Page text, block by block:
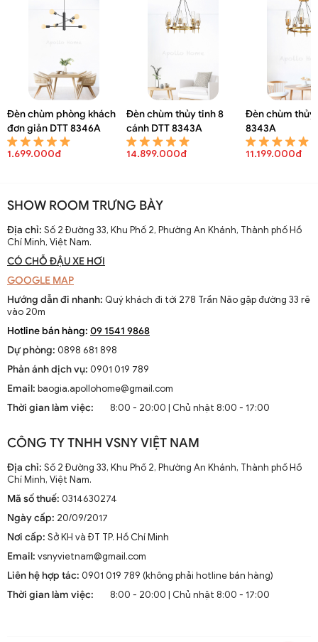
Đèn chùm cổ điển chao thuỷ tinh Decor trang trí DTT 5291A
Đèn chùm cổ điển chao thuỷ tinh Decor trang trí DTT 5291A
Đèn chùm phòng khách
đơn giản DTT 8346A
1.699.000đ
Đèn chùm thủy tinh 8
cánh DTT 8343A
14.899.000đ
Đèn chùm thủy
8343A
11.199.000đ
SHOW ROOM TRƯNG BÀY
Địa chỉ: Số 2 Đường 33, Khu Phố 2, Phường An Khánh, Thành phố Hồ
Chí Minh, Việt Nam.
CÓ CHỖ ĐẬU XE HƠI
GOOGLE MAP
Hướng dẫn đi nhanh: Quý khách đi tới 278 Trần Não gặp đường 33 rẽ
vào 20m
Hotline bán hàng: 09 1541 9868
Dự phòng: 0898 681 898
Phản ánh dịch vụ: 0901 019 789
Email: baogia.apollohome@gmail.com
Thời gian làm việc:
8:00 - 20:00 | Chủ nhật 8:00 - 17:00
CÔNG TY TNHH VSNY VIỆT NAM
Địa chỉ: Số 2 Đường 33, Khu Phố 2, Phường An Khánh, Thành phố Hồ
Chí Minh, Việt Nam.
Mã số thuế: 0314630274
Ngày cấp: 20/09/2017
Nơi cấp: Sở KH và ĐT TP. Hồ Chí Minh
Email: vsnyvietnam@gmail.com
Liên hệ hợp tác: 0901 019 789 (không phải hotline bán hàng)
Thời gian làm việc:
8:00 - 20:00 | Chủ nhật 8:00 - 17:00